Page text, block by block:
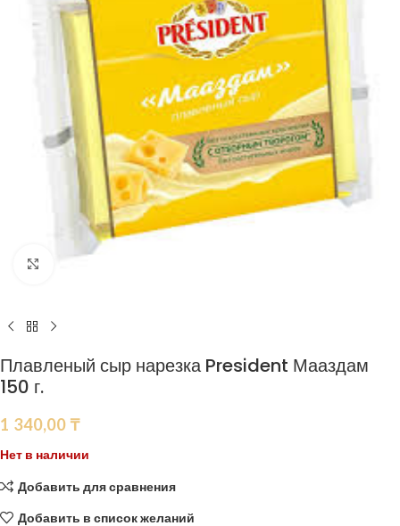
Плавленый сыр нарезка President Мааздам
150 г.
1 340,00 ₸
Нет в наличии
Добавить для сравнения
Добавить в список желаний